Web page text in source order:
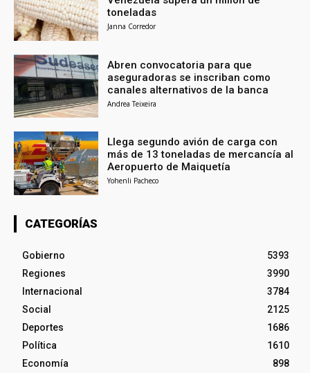
toneladas
Janna Corredor
Abren convocatoria para que
aseguradoras se inscriban como
canales alternativos de la banca
Andrea Teixeira
Llega segundo avión de carga con
más de 13 toneladas de mercancía al
Aeropuerto de Maiquetía
Yohenli Pacheco
CATEGORÍAS
Gobierno
5393
Regiones
3990
Internacional
3784
Social
2125
Deportes
1686
Política
1610
Economía
898